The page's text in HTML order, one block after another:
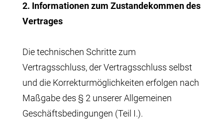
2. Informationen zum Zustandekommen des
Vertrages
Die technischen Schritte zum
Vertragsschluss, der Vertragsschluss selbst
und die Korrekturmöglichkeiten erfolgen nach
Maßgabe des § 2 unserer Allgemeinen
Geschäftsbedingungen (Teil I.).